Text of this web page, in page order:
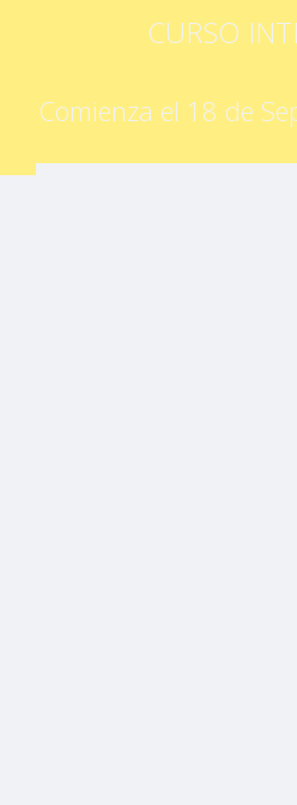
CURSO
Comienza el 18 de